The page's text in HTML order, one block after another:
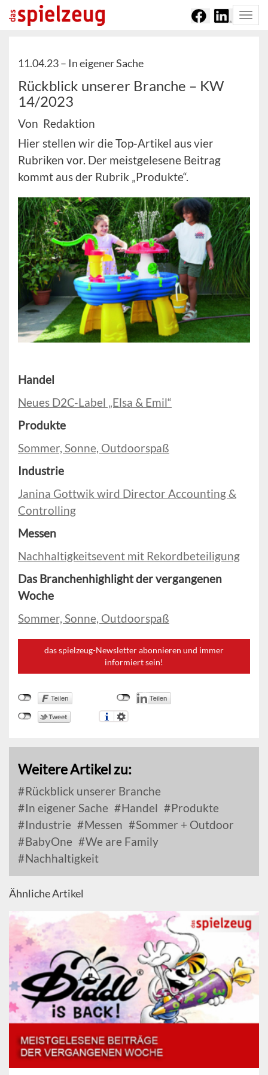
11.04.23 – In eigener Sache
Rückblick unserer Branche – KW
14/2023
Von Redaktion
Hier stellen wir die Top-Artikel aus vier
Rubriken vor. Der meistgelesene Beitrag
kommt aus der Rubrik „Produkte“.
Handel
Neues D2C-Label „Elsa & Emil“
Produkte
Sommer, Sonne, Outdoorspaß
Industrie
Janina Gottwik wird Director Accounting &
Controlling
Messen
Nachhaltigkeitsevent mit Rekordbeteiligung
Das Branchenhighlight der vergangenen
Woche
Sommer, Sonne, Outdoorspaß
das spielzeug-Newsletter abonnieren und immer
informiert sein!
Weitere Artikel zu:
Rückblick unserer Branche
In eigener Sache
Handel
Produkte
Industrie
Messen
Sommer + Outdoor
BabyOne
We are Family
Nachhaltigkeit
Ähnliche Artikel